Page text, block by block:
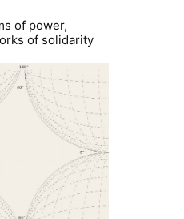
of power,
of solidarity